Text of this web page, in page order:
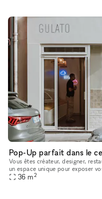
Pop-Up parfait dans le
Vous êtes créateur, designer,
un espace unique pour exposer
ses portes pour créer votre
36 m2